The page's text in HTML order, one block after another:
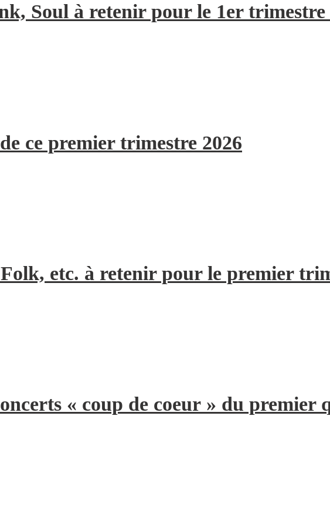
Soul à retenir pour le 1er trimestre
ce premier trimestre 2026
etc. à retenir pour le premier
« coup de coeur » du premier